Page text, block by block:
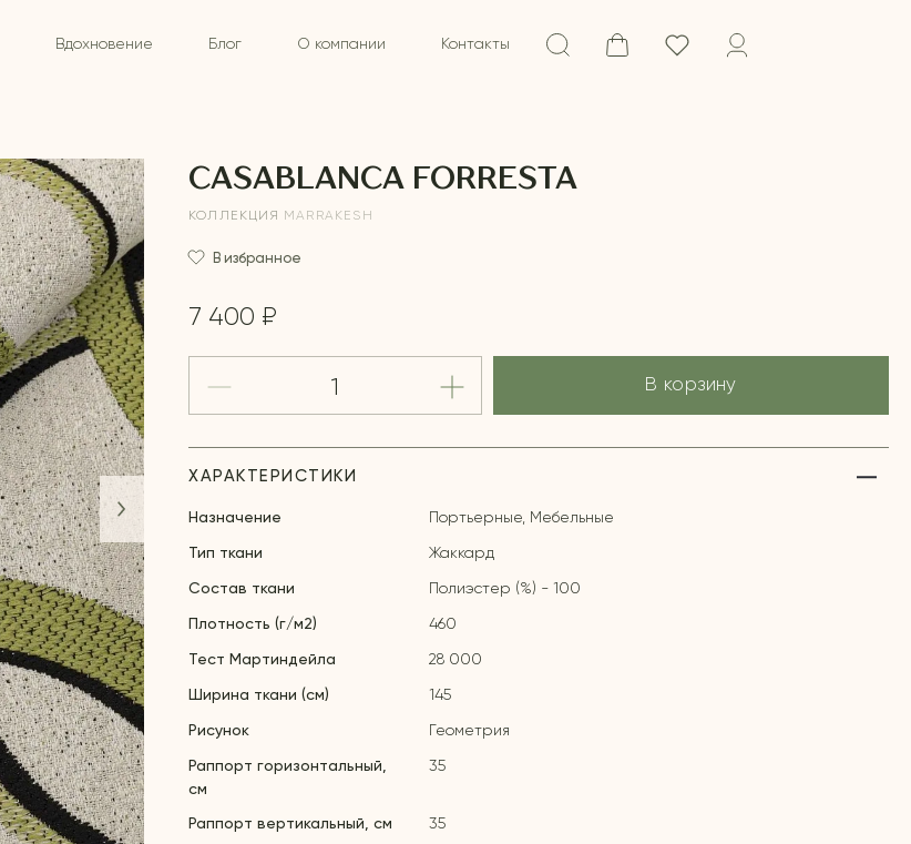
Вдохновение Блог О компании Контакты
CASABLANCA FORRESTA
КОЛЛЕКЦИЯ MARRAKESH
В избранное
7 400 ₽
В корзину
ХАРАКТЕРИСТИКИ
Назначение Портьерные, Мебельные
Тип ткани Жаккард
Состав ткани Полиэстер (%) - 100
Плотность (г/м2) 460
Тест Мартиндейла 28 000
Ширина ткани (см) 145
Рисунок Геометрия
Раппорт горизонтальный,
см
35
Раппорт вертикальный, см 35